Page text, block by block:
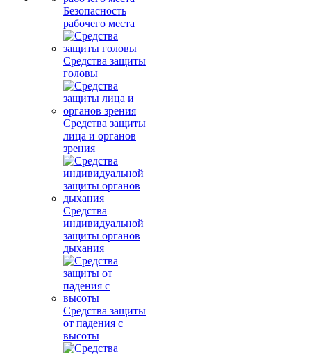
Безопасность
рабочего места
Средства защиты
головы
Средства защиты
лица и органов
зрения
Средства
индивидуальной
защиты органов
дыхания
Средства защиты
от падения с
высоты